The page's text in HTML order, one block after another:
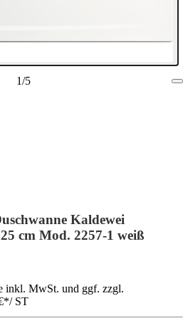
1/5
Kaldewei
cm Mod. 2257-1 weiß
inkl. MwSt. und ggf. zzgl.
*/ ST